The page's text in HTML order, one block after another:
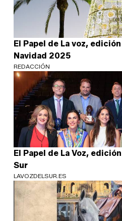
El Papel de La voz,
Navidad 2025
REDACCIÓN
El Papel de La Voz,
Sur
LAVOZDELSUR.ES